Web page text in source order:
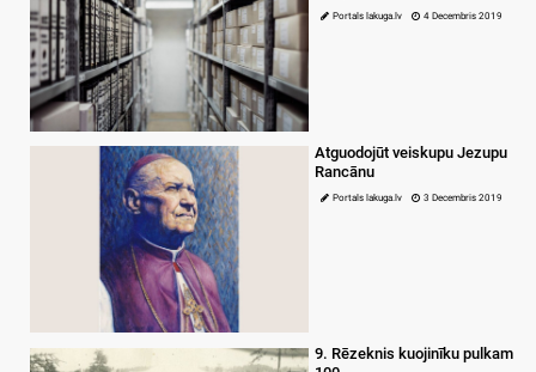
Portals lakuga.lv 4 Decembris 2019
Atguodojūt veiskupu Jezupu
Rancānu
Portals lakuga.lv 3 Decembris 2019
9. Rēzeknis kuojinīku pulkam